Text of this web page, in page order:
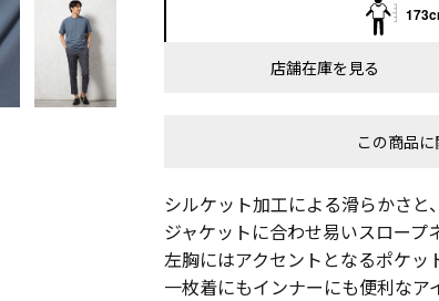
店舗在庫を見る
この商品
シルケット加工による滑らかさと
ジャケットに合わせ易いスロープ
左胸にはアクセントとなるポケッ
一枚着にもインナーにも便利なア